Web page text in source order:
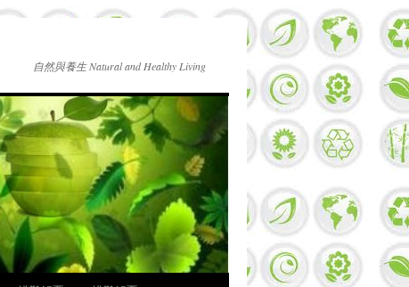
自然與養生 Natural and Healthy Living